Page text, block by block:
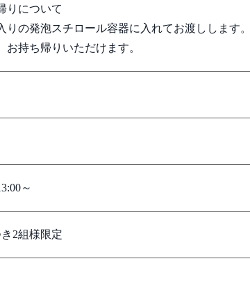
りについて
の発泡スチロール容器に入れてお渡しします。
持ち帰りいただけます。
～
2組様限定